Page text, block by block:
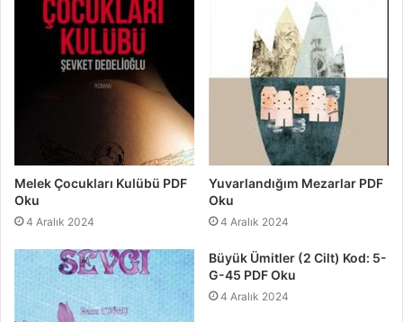
Melek Çocukları Kulübü PDF
Oku
4 Aralık 2024
Yuvarlandığım Mezarlar PDF
Oku
4 Aralık 2024
Büyük Ümitler (2 Cilt) Kod: 5-
G-45 PDF Oku
4 Aralık 2024